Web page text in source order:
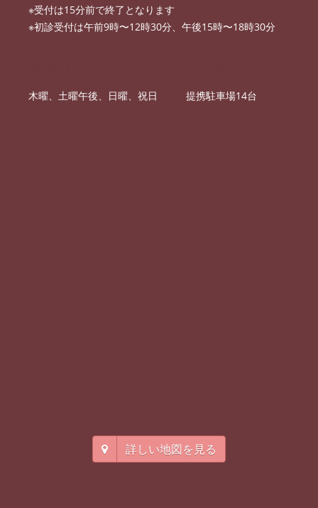
※受付は15分前で終了となります
※初診受付は午前9時〜12時30分、午後15時〜18時30分
木曜、土曜午後、日曜、祝日 提携駐車場14台
詳しい地図を見る